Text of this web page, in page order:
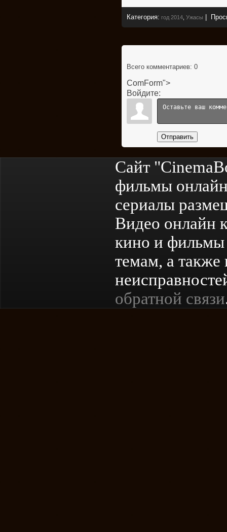
Категория: год 2014 Ужасы
Всего комментариев: 0
ComForm">
Войдите:
Отправить
Сайт
фильмы
сериалы
Видео онлайн
кино и
темам, а
обратной связи